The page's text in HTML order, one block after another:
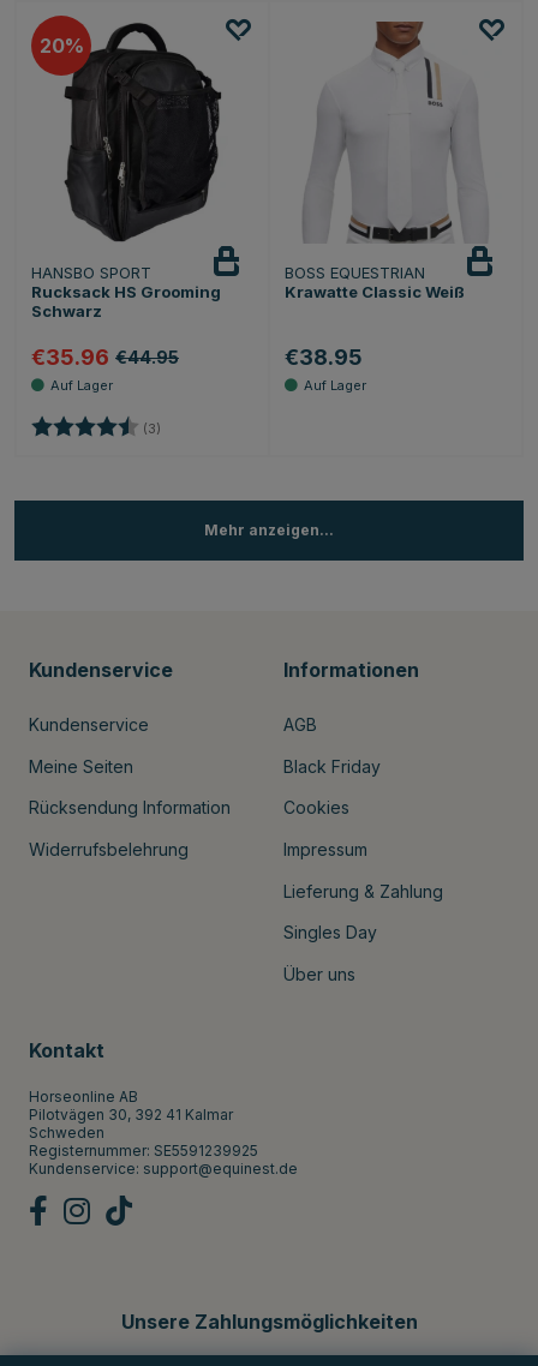
20
HANSBO SPORT
Rucksack HS Grooming
Schwarz
€35.96 €44.95
Bewertung: (3)
BOSS EQUESTRIAN
Krawatte Classic Weiß
€38.95
Mehr anzeigen...
Kundenservice
Kundenservice
Meine Seiten
Rücksendung Information
Widerrufsbelehrung
Informationen
AGB
Black Friday
Cookies
Impressum
Lieferung & Zahlung
Singles Day
Über uns
Kontakt
Horseonline AB
Pilotvägen 30, 392 41 Kalmar
Schweden
Registernummer: SE5591239925
Kundenservice: support@equinest.de
Unsere Zahlungsmöglichkeiten